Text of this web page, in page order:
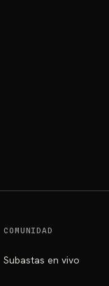
COMUNIDAD
Subastas en vivo